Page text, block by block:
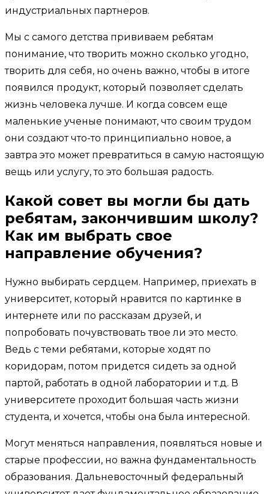
индустриальных партнеров.
Мы с самого детства прививаем ребятам
понимание, что творить можно сколько угодно,
творить для себя, но очень важно, чтобы в итоге
появился продукт, который позволяет сделать
жизнь человека лучше. И когда совсем еще
маленькие ученые понимают, что своим трудом
они создают что-то принципиально новое, а
завтра это может превратиться в самую настоящую
вещь или услугу, то это большая радость.
Какой совет вы могли бы дать
ребятам, закончившим школу?
Как им выбрать свое
направление обучения?
Нужно выбирать сердцем. Например, приехать в
университет, который нравится по картинке в
интернете или по рассказам друзей, и
попробовать почувствовать твое ли это место.
Ведь с теми ребятами, которые ходят по
коридорам, потом придется сидеть за одной
партой, работать в одной лаборатории и т.д. В
университете проходит большая часть жизни
студента, и хочется, чтобы она была интересной.
Могут меняться направления, появляться новые и
старые профессии, но важна фундаментальность
образования. Дальневосточный федеральный